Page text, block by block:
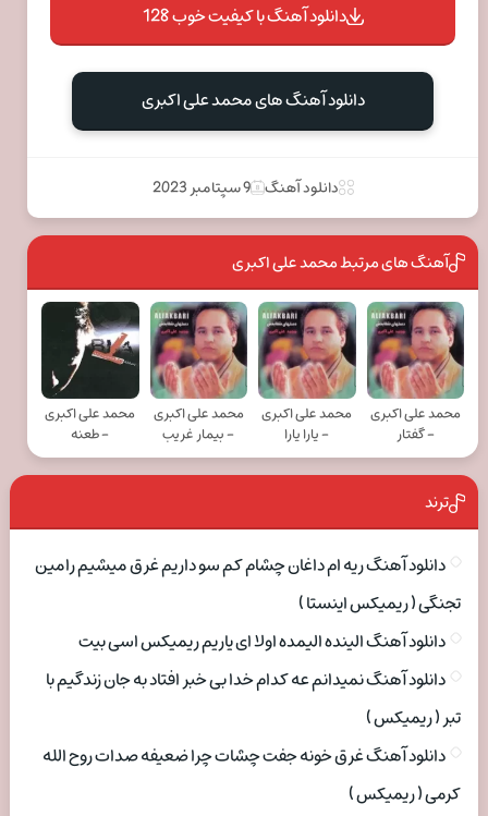
دانلود آهنگ با کیفیت خوب 128
دانلود آهنگ های محمد علی اکبری
دانلود آهنگ 9 سپتامبر 2023
آهنگ های مرتبط محمد علی اکبری
محمد علی اکبری
- گفتار
محمد علی اکبری
- یارا یارا
محمد علی اکبری
- بیمار غریب
محمد علی اکبری
- طعنه
ترند
دانلود آهنگ ریه ام داغان چشام کم سو داریم غرق میشیم رامین
تجنگی ( ریمیکس اینستا )
دانلود آهنگ الینده الیمده اولا ای یاریم ریمیکس اسی بیت
دانلود آهنگ نمیدانم عه کدام خدا بی خبر افتاد به جان زندگیم با
تبر ( ریمیکس )
دانلود آهنگ غرق خونه جفت چشات چرا ضعیفه صدات روح الله
کرمی ( ریمیکس )